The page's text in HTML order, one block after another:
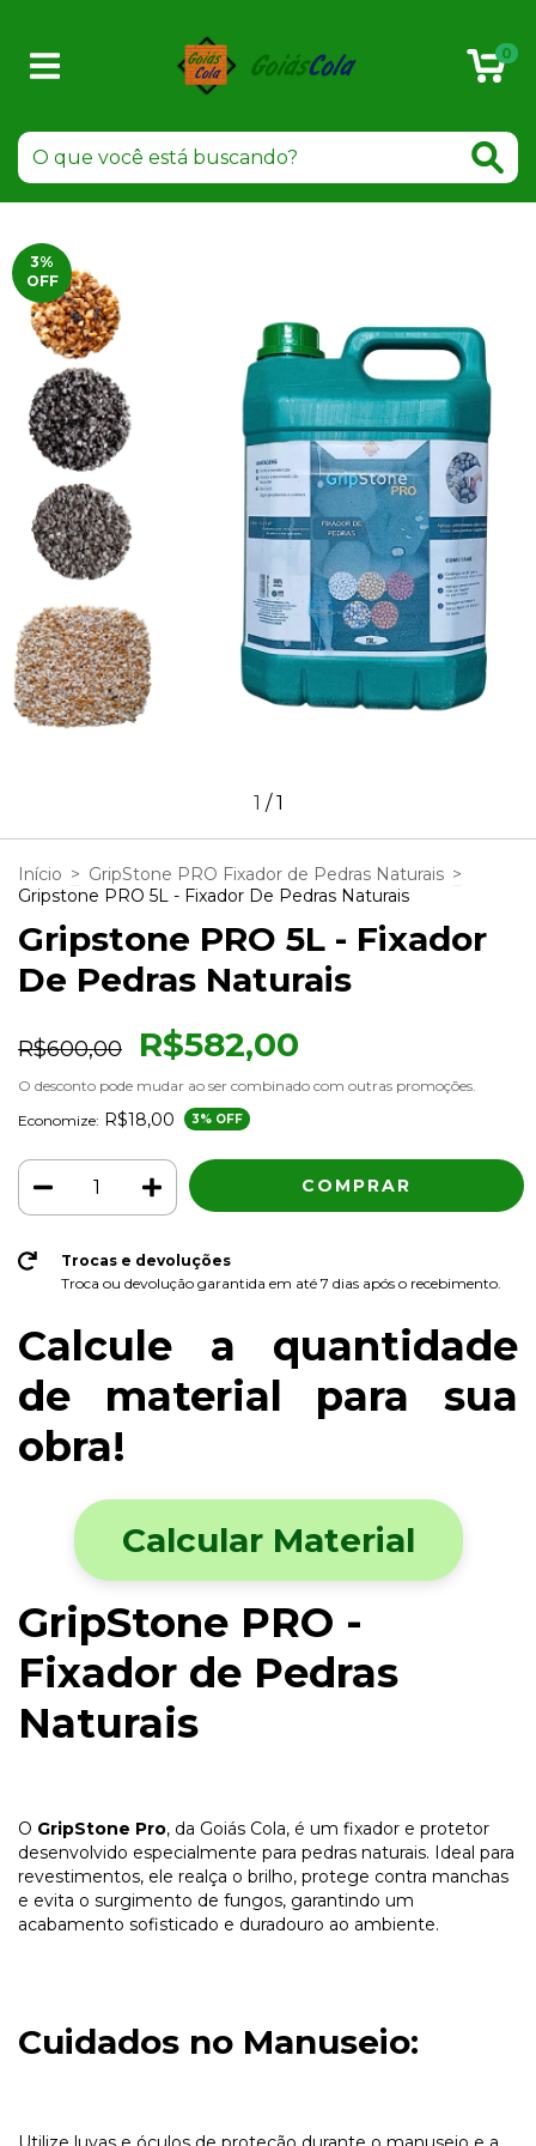
0
3%
OFF
1 /1
Início > GripStone PRO Fixador de Pedras Naturais >
Gripstone PRO 5L - Fixador De Pedras Naturais
Gripstone PRO 5L - Fixador
De Pedras Naturais
R$600,00 R$582,00
O desconto pode mudar ao ser combinado com outras promoções.
Economize: R$18,00 3% OFF
Trocas e devoluções
Troca ou devolução garantida em até 7 dias após o recebimento.
Calcule a quantidade
de material para sua
obra!
Calcular Material
GripStone PRO -
Fixador de Pedras
Naturais
O GripStone Pro, da Goiás Cola, é um fixador e protetor
desenvolvido especialmente para pedras naturais. Ideal para
revestimentos, ele realça o brilho, protege contra manchas
e evita o surgimento de fungos, garantindo um
acabamento sofisticado e duradouro ao ambiente.
Cuidados no Manuseio: